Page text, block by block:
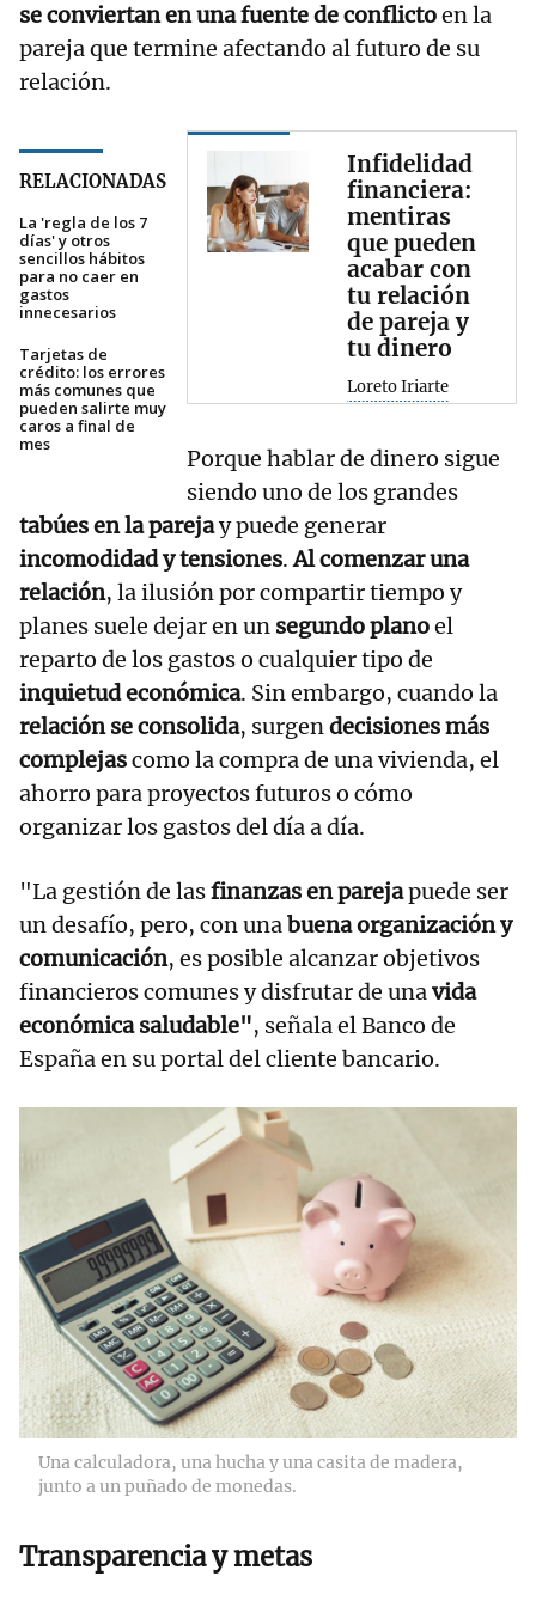
se conviertan en una fuente de conflictoen la
pareja que termine afectando al futuro de su
relación.
RELACIONADAS
La 'regla de los 7
días' y otros
sencillos hábitos
para no caer en
gastos
innecesarios
Tarjetas de
crédito: los errores
más comunes que
pueden salirte muy
caros a final de
mes
Infidelidad
financiera:
mentiras
que pueden
acabar con
tu relación
de pareja y
tu dinero
Loreto Iriarte
Porque hablar de dinero sigue
siendo uno de los grandes
tabúes en la parejay puede generar
incomodidad y tensiones.Al comenzar una
relación, la ilusión por compartir tiempo y
planes suele dejar en un segundo planoel
reparto de los gastos o cualquier tipo de
inquietud económica. Sin embargo, cuando la
relación se consolida, surgendecisiones más
complejascomo la compra de una vivienda, el
ahorro para proyectos futuros o cómo
organizar los gastos del día a día.
"La gestión de lasfinanzas en parejapuede ser
un desafío, pero, con unabuena organización y
comunicación, es posible alcanzar objetivos
financieros comunes y disfrutar de unavida
económica saludable", señala el Banco de
España en su portal del cliente bancario.
Una calculadora, una hucha y una casita de madera,
junto a un puñado de monedas.
Transparencia y metas